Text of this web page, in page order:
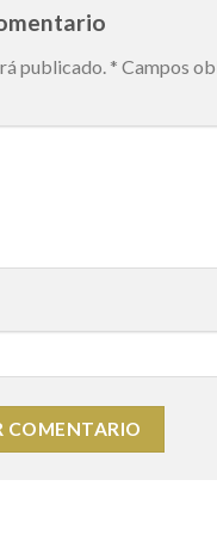
publicado. * Campos